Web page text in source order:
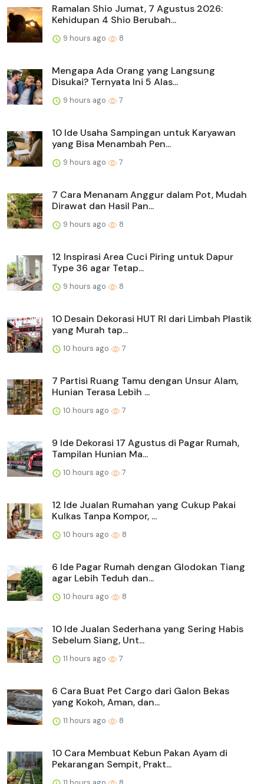
Ramalan Shio Jumat, 7 Agustus 2026:
Kehidupan 4 Shio Berubah...
9 hours ago 8
Mengapa Ada Orang yang Langsung
Disukai? Ternyata Ini 5 Alas...
9 hours ago 7
10 Ide Usaha Sampingan untuk Karyawan
yang Bisa Menambah Pen...
9 hours ago 7
7 Cara Menanam Anggur dalam Pot, Mudah
Dirawat dan Hasil Pan...
9 hours ago 8
12 Inspirasi Area Cuci Piring untuk Dapur
Type 36 agar Tetap...
9 hours ago 8
10 Desain Dekorasi HUT RI dari Limbah Plastik
yang Murah tap...
10 hours ago 7
7 Partisi Ruang Tamu dengan Unsur Alam,
Hunian Terasa Lebih ...
10 hours ago 7
9 Ide Dekorasi 17 Agustus di Pagar Rumah,
Tampilan Hunian Ma...
10 hours ago 7
12 Ide Jualan Rumahan yang Cukup Pakai
Kulkas Tanpa Kompor, ...
10 hours ago 8
6 Ide Pagar Rumah dengan Glodokan Tiang
agar Lebih Teduh dan...
10 hours ago 8
10 Ide Jualan Sederhana yang Sering Habis
Sebelum Siang, Unt...
11 hours ago 7
6 Cara Buat Pet Cargo dari Galon Bekas
yang Kokoh, Aman, dan...
11 hours ago 8
10 Cara Membuat Kebun Pakan Ayam di
Pekarangan Sempit, Prakt...